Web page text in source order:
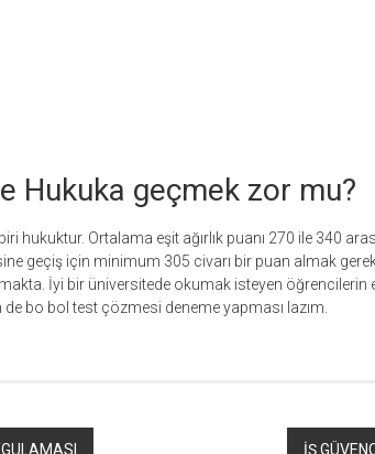
Hukuka geçmek zor mu?
hukuktur. Ortalama eşit ağırlık puanı 270 ile 340
geçiş için minimum 305 civarı bir puan almak
İyi bir üniversitede okumak isteyen öğrencilerin
bo bol test çözmesi deneme yapması lazım.
İŞ